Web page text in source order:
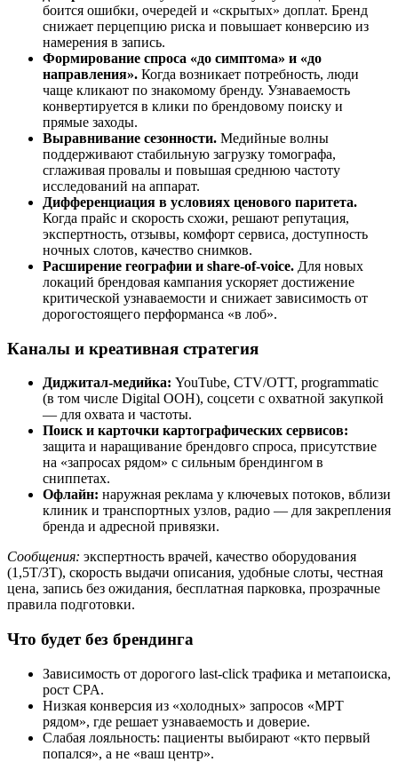
боится ошибки, очередей и «скрытых» доплат. Бренд
снижает перцепцию риска и повышает конверсию из
намерения в запись.
Формирование спроса «до симптома» и «до
направления». Когда возникает потребность, люди
чаще кликают по знакомому бренду. Узнаваемость
конвертируется в клики по брендовому поиску и
прямые заходы.
Выравнивание сезонности. Медийные волны
поддерживают стабильную загрузку томографа,
сглаживая провалы и повышая среднюю частоту
исследований на аппарат.
Дифференциация в условиях ценового паритета.
Когда прайс и скорость схожи, решают репутация,
экспертность, отзывы, комфорт сервиса, доступность
ночных слотов, качество снимков.
Расширение географии и share-of-voice. Для новых
локаций брендовая кампания ускоряет достижение
критической узнаваемости и снижает зависимость от
дорогостоящего перформанса «в лоб».
Каналы и креативная стратегия
Диджитал-медийка: YouTube, CTV/OTT, programmatic
(в том числе Digital OOH), соцсети с охватной закупкой
— для охвата и частоты.
Поиск и карточки картографических сервисов:
защита и наращивание брендовго спроса, присутствие
на «запросах рядом» с сильным брендингом в
сниппетах.
Офлайн: наружная реклама у ключевых потоков, вблизи
клиник и транспортных узлов, радио — для закрепления
бренда и адресной привязки.
Сообщения: экспертность врачей, качество оборудования
(1,5Т/3Т), скорость выдачи описания, удобные слоты, честная
цена, запись без ожидания, бесплатная парковка, прозрачные
правила подготовки.
Что будет без брендинга
Зависимость от дорогого last-click трафика и метапоиска,
рост CPA.
Низкая конверсия из «холодных» запросов «МРТ
рядом», где решает узнаваемость и доверие.
Слабая лояльность: пациенты выбирают «кто первый
попался», а не «ваш центр».